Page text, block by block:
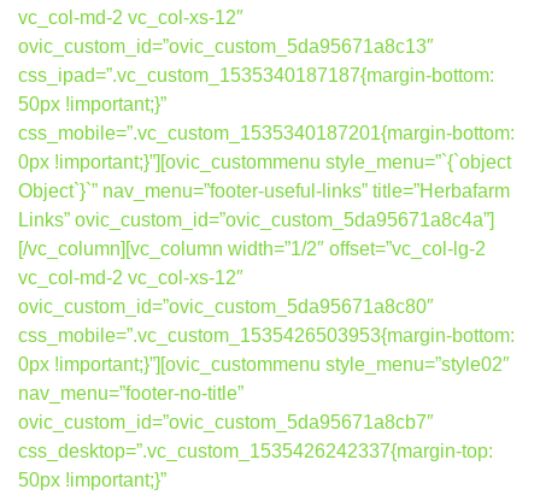
vc_col-md-2 vc_col-xs-12″
ovic_custom_id=”ovic_custom_5da95671a8c13″
css_ipad=”.vc_custom_1535340187187{margin-bottom:
50px !important;}”
css_mobile=”.vc_custom_1535340187201{margin-bottom:
0px !important;}”][ovic_custommenu style_menu=”`{`object
Object`}`” nav_menu=”footer-useful-links” title=”Herbafarm
Links” ovic_custom_id=”ovic_custom_5da95671a8c4a”]
[/vc_column][vc_column width=”1/2″ offset=”vc_col-lg-2
vc_col-md-2 vc_col-xs-12″
ovic_custom_id=”ovic_custom_5da95671a8c80″
css_mobile=”.vc_custom_1535426503953{margin-bottom:
0px !important;}”][ovic_custommenu style_menu=”style02″
nav_menu=”footer-no-title”
ovic_custom_id=”ovic_custom_5da95671a8cb7″
css_desktop=”.vc_custom_1535426242337{margin-top:
50px !important;}”